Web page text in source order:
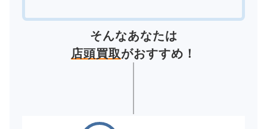
そんなあなたは
店頭買取がおすすめ！